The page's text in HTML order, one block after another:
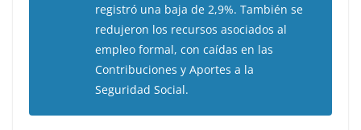
registró una baja de 2,9%. También se
redujeron los recursos asociados al
empleo formal, con caídas en las
Contribuciones y Aportes a la
Seguridad Social.